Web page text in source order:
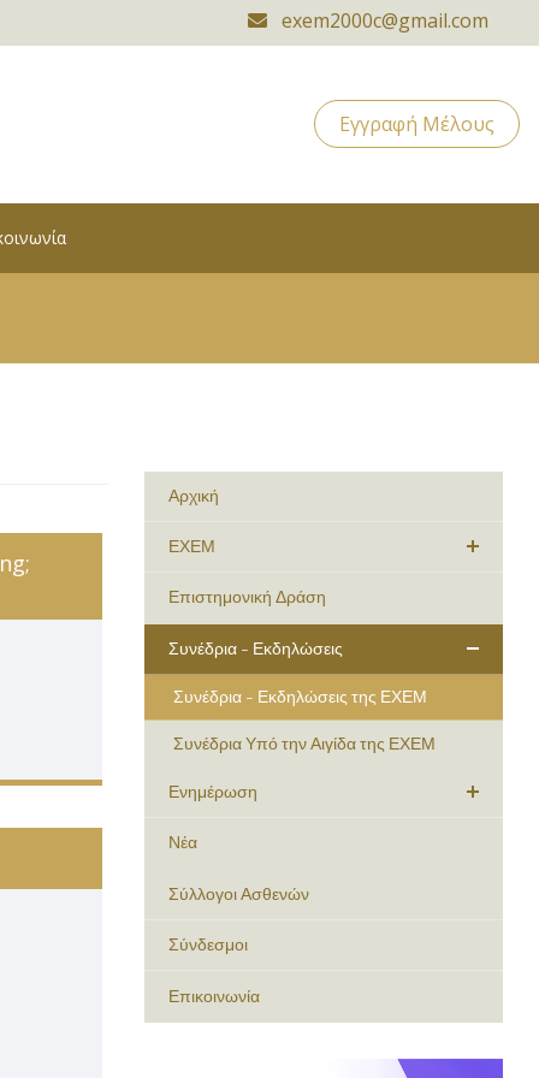
exem2000c@gmail.com
Εγγραφή Μέλους
Αρχική
ΕΧΕΜ
Επιστημονική Δράση
Συνέδρια - Εκδηλώσεις
Συνέδρια - Εκδηλώσεις της ΕΧΕΜ
Συνέδρια Υπό την Αιγίδα της ΕΧΕΜ
Ενημέρωση
Νέα
Σύλλογοι Ασθενών
Σύνδεσμοι
Επικοινωνία